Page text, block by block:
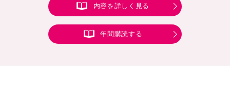
内容を詳しく見る
年間購読する